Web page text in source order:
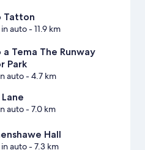
Tatton
in auto- 11.9 km
a Tema The Runway
Park
auto- 4.7 km
auto- 7.0 km
Hall
in auto- 7.3 km